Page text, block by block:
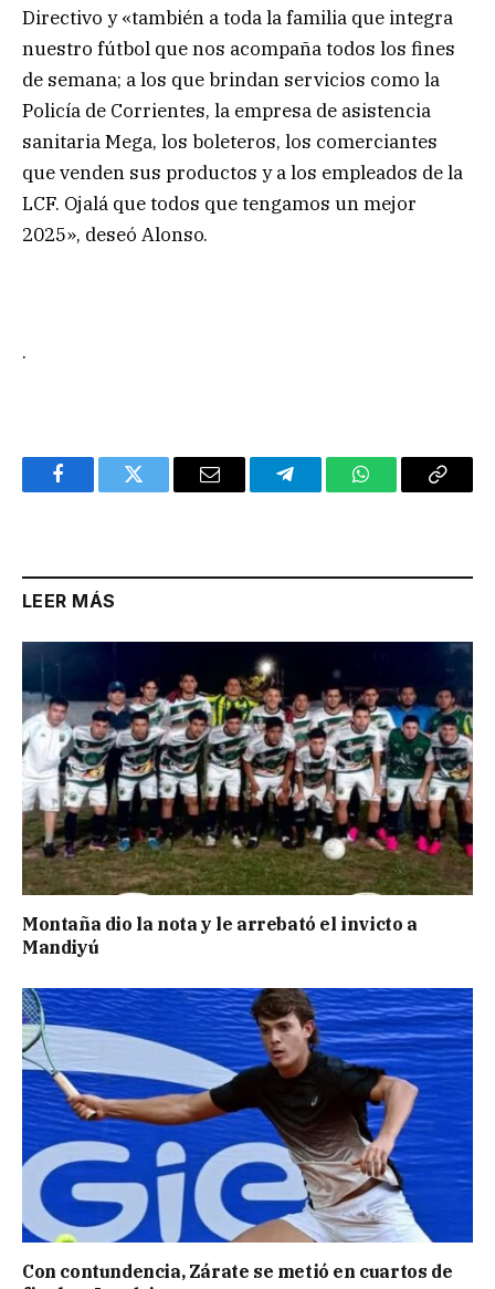
Directivo y «también a toda la familia que integra
nuestro fútbol que nos acompaña todos los fines
de semana; a los que brindan servicios como la
Policía de Corrientes, la empresa de asistencia
sanitaria Mega, los boleteros, los comerciantes
que venden sus productos y a los empleados de la
LCF. Ojalá que todos que tengamos un mejor
2025», deseó Alonso.
.
FacebookTwitter Email TelegramWhatsAppCopy
LEER MÁS
Montaña dio la nota y le arrebató el invicto a
Mandiyú
Con contundencia, Zárate se metió en cuartos de